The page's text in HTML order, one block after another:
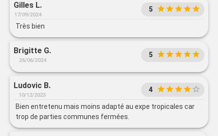
Gilles L.
17/09/2024
5
Très bien
Brigitte G.
26/06/2024
5
Ludovic B.
10/12/2023
4
Bien entretenu mais moins adapté au expe tropicales car
trop de parties communes fermées.